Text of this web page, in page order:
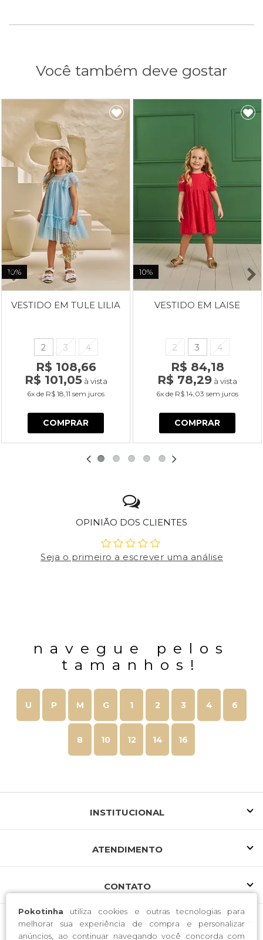
Pokotinha utiliza cookies e outras tecnologias para
melhorar sua experiência de compra e personalizar
anúncios, ao continuar navegando você concorda com
Você também deve gostar
10%
VESTIDO EM TULE LILIA
2 3 4
R$ 108,66
R$ 101,05 à vista
6x de R$ 18,11 sem juros
COMPRAR
10%
VESTIDO EM LAISE
2 3 4
R$ 84,18
R$ 78,29 à vista
6x de R$ 14,03 sem juros
COMPRAR
OPINIÃO DOS CLIENTES
Seja o primeiro a escrever uma análise
navegue pelos
tamanhos!
U P M G 1 2 3 4 6
8 10 12 14 16
INSTITUCIONAL
ATENDIMENTO
CONTATO
SELOS